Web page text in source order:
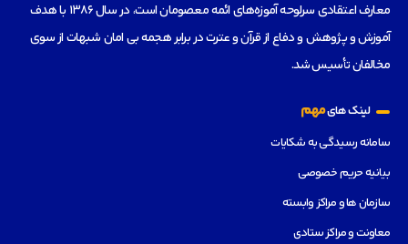
معارف اعتقادی سرلوحه آموزه‌های ائمه معصومان است، در سال 1386 با هدف
آموزش و پژوهش و دفاع از قرآن و عترت در برابر هجمه بی امان شبهات از سوی
مخالفان تأسیس شد.
لینک هایمهم
سامانه رسیدگی به شکایات
بیانیه حریم خصوصی
سازمان ها و مراکز وابسته
معاونت و مراکز ستادی